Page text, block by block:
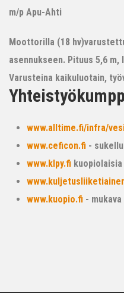
m/p Apu-Ahti
Moottorilla (18
asennukseen. Pituus 5,6 m,
Varusteina kaikuluotain,
www.alltime.fi/infra/
www.ceficon.fi -
www.klpy.fi
www.kuopio.fi -